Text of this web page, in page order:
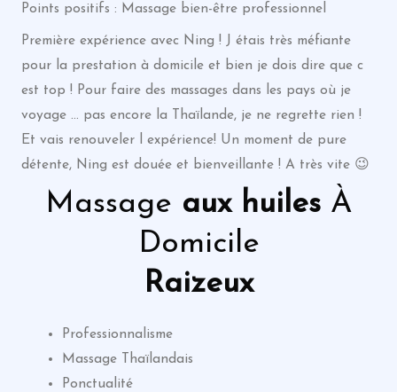
Points positifs : Massage bien-être professionnel
Première expérience avec Ning ! J étais très méfiante
pour la prestation à domicile et bien je dois dire que c
est top ! Pour faire des massages dans les pays où je
voyage … pas encore la Thaïlande, je ne regrette rien !
Et vais renouveler l expérience! Un moment de pure
détente, Ning est douée et bienveillante ! A très vite 😉
Massage aux huilesÀ
Domicile
Raizeux
Professionnalisme
Massage Thaïlandais
Ponctualité